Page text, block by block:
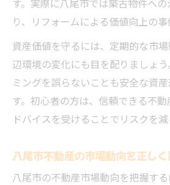
す。実際に八尾市では築古物件へ
り、リフォームによる価値向上の事
資産価値を守るには、定期的な市
辺環境の変化にも目を配りましょ
ミングを誤らないことも安全な資
す。初心者の方は、信頼できる不
ドバイスを受けることでリスクを減
八尾市不動産の市場動向を正し
八尾市の不動産市場動向を把握す